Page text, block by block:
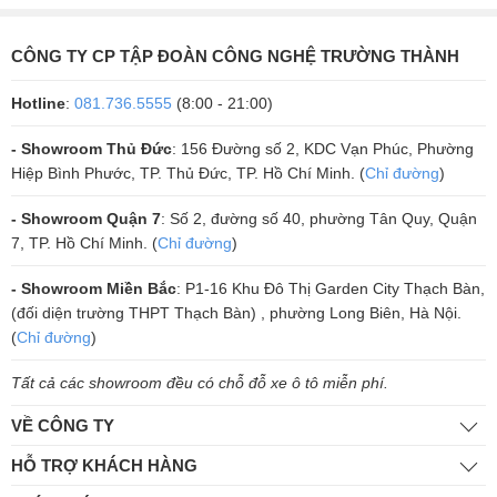
Ứng dụng
tiện lợi hơn cho các phòng hát karaoke gia đình hay kinh doanh. Núm
Echo, Reverb trên vang cơ CAVS đã được đưa ra ngoài để tiện dụng
cho người sử dụng phù hợp cho karaoke gia đình, trang âm hội
trường, trường học….
CÔNG TY CP TẬP ĐOÀN CÔNG NGHỆ TRƯỜNG THÀNH
Hotline: 081.736.5555 (8:00 - 21:00)
- Showroom Thủ Đức: 156 Đường số 2, KDC Vạn Phúc, Phường
Hiệp Bình Phước, TP. Thủ Đức, TP. Hồ Chí Minh. (Chỉ đường)
- Showroom Quận 7: Số 2, đường số 40, phường Tân Quy, Quận
7, TP. Hồ Chí Minh. (Chỉ đường)
- Showroom Miền Bắc: P1-16 Khu Đô Thị Garden City Thạch Bàn,
(đối diện trường THPT Thạch Bàn) , phường Long Biên, Hà Nội.
(Chỉ đường)
Tất cả các showroom đều có chỗ đỗ xe ô tô miễn phí.
VỀ CÔNG TY
HỖ TRỢ KHÁCH HÀNG